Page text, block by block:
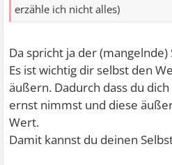
erzähle ich nicht alles)
Da spricht ja der
Es ist wichtig dir selbst den
äußern. Dadurch dass du
ernst nimmst und diese
Wert.
Damit kannst du deinen